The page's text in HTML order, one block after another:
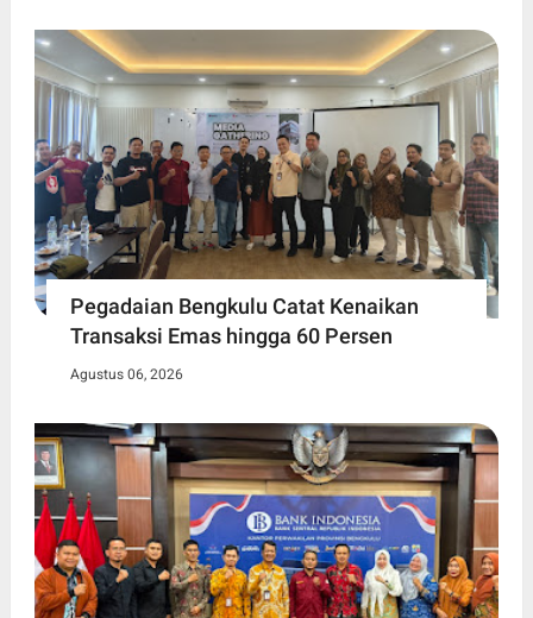
Pegadaian Bengkulu Catat Kenaikan
Transaksi Emas hingga 60 Persen
Agustus 06, 2026